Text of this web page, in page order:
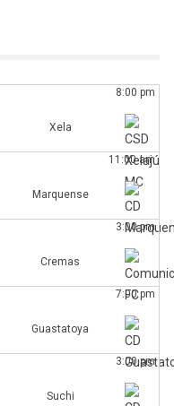
8:00 pm
Xela
11:00 am
Marquense
3:00 pm
Cremas
7:00 pm
Guastatoya
3:00 pm
Suchi